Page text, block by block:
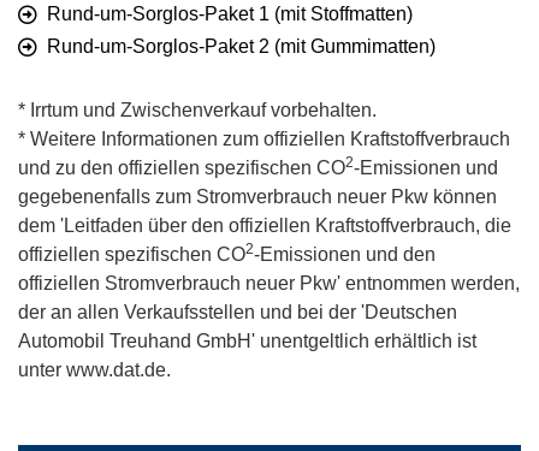
Rund-um-Sorglos-Paket 1 (mit Stoffmatten)
Rund-um-Sorglos-Paket 2 (mit Gummimatten)
* Irrtum und Zwischenverkauf vorbehalten.
* Weitere Informationen zum offiziellen Kraftstoffverbrauch
und zu den offiziellen spezifischen CO2-Emissionen und
gegebenenfalls zum Stromverbrauch neuer Pkw können
dem 'Leitfaden über den offiziellen Kraftstoffverbrauch, die
offiziellen spezifischen CO2-Emissionen und den
offiziellen Stromverbrauch neuer Pkw' entnommen werden,
der an allen Verkaufsstellen und bei der 'Deutschen
Automobil Treuhand GmbH' unentgeltlich erhältlich ist
unter www.dat.de.